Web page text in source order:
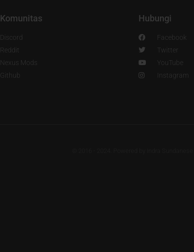
Komunitas
Discord
Reddit
Nexus Mods
Github
Hubungi
Facebook
Twitter
YouTube
Instagram